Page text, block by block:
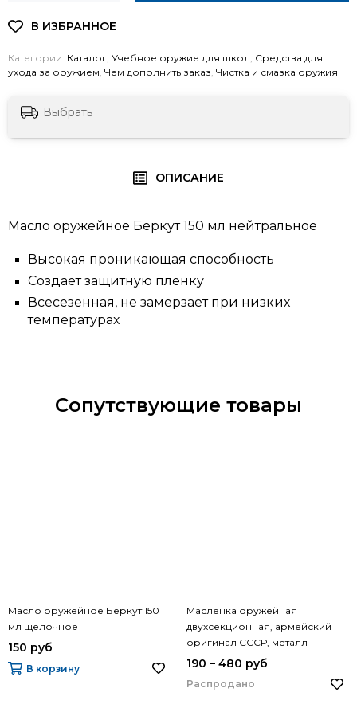
Категории: Каталог, Учебное оружие для школ, Средства для
ухода за оружием, Чем дополнить заказ, Чистка и смазка оружия
Выбрать
ОПИСАНИЕ
Масло оружейное Беркут 150 мл нейтральное
Высокая проникающая способность
Создает защитную пленку
Всесезенная, не замерзает при низких
температурах
Сопутствующие товары
Масло оружейное Беркут 150
мл щелочное
150 руб
В корзину
Масленка оружейная
двухсекционная, армейский
оригинал СССР, металл
190 – 480 руб
Распродано